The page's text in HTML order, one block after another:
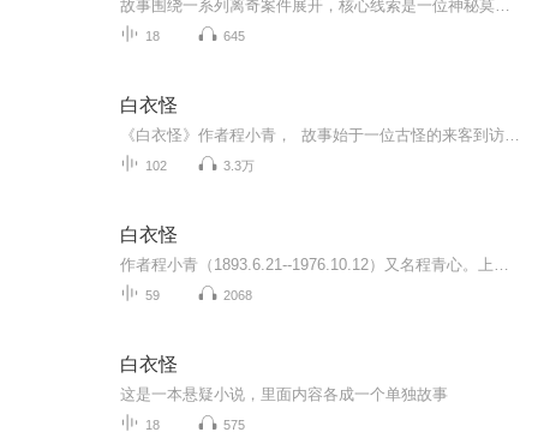
18 645
白衣怪
102 3.3万
白衣怪
59 2068
白衣怪
这是一本悬疑小说，里面内容各成一个单独故事
18 575